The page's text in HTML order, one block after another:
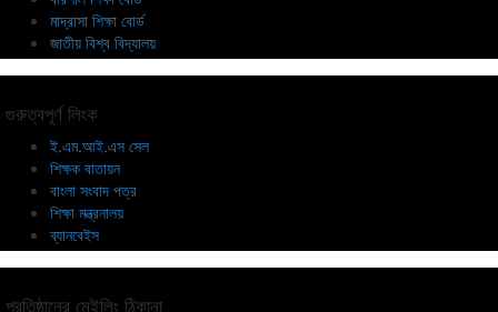
মাদ্রাসা শিক্ষা বোর্ড
জাতীয় বিশ্ব বিদ্যালয়
গুরুত্বপূর্ণ লিংক
ই.এম.আই.এস সেল
শিক্ষক বাতায়ন
বাংলা সংবাদ পত্র
শিক্ষা মন্ত্রনালয়
ব্যানবেইস
প্রতিষ্ঠানের মেইলিং ঠিকানা